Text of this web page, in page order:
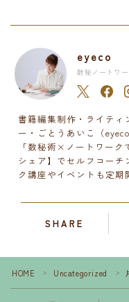
eyeco
数秘ノートワ
書籍編集制作・ライティ
ー・ごとうあいこ（
「数秘術×ノートワーク
シェア】でセルフコー
ク講座やイベントも定期
SHARE
HOME ＞ Uncategorized ＞